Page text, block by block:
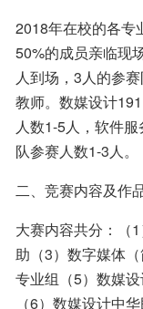
2018年在校的各专
50%的成员亲临现
人到场，3人的参
教师。数媒设计
人数1-5人，软件
队参赛人数1-3人。
二、竞赛内容及作
大赛内容共分：（
助（3）数字媒体
专业组（5）数媒
（6）数媒设计中